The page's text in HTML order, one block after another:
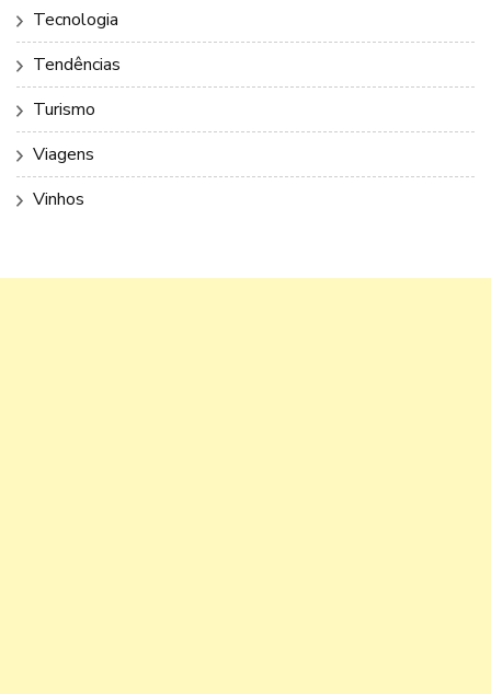
Tecnologia
Tendências
Turismo
Viagens
Vinhos